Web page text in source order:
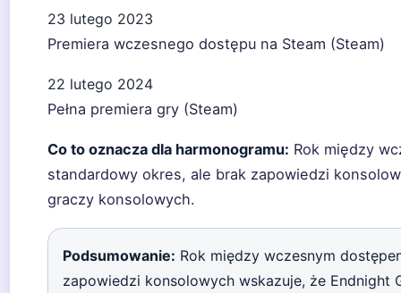
23 lutego 2023
Premiera wczesnego dostępu na Steam (Steam)
22 lutego 2024
Pełna premiera gry (Steam)
Co to oznacza dla harmonogramu: Rok między
standardowy okres, ale brak zapowiedzi
graczy konsolowych.
Podsumowanie: Rok między wczesnym
zapowiedzi konsolowych wskazuje, że Endnight